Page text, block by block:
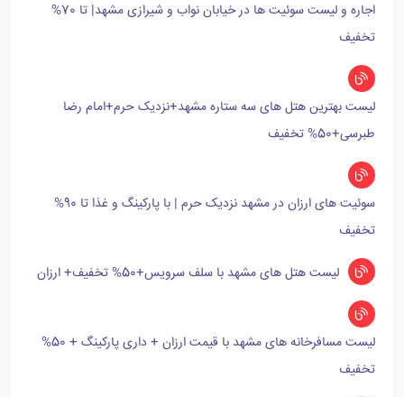
اجاره و لیست سوئیت ها در خیابان نواب و شیرازی مشهد| تا 70%
تخفیف
لیست بهترین هتل های سه ستاره مشهد+نزدیک حرم+امام رضا
طبرسی+50% تخفیف
سوئیت های ارزان در مشهد نزدیک حرم | با پارکینگ و غذا تا 90%
تخفیف
لیست هتل های مشهد با سلف سرویس+50% تخفیف+ ارزان
لیست مسافرخانه های مشهد با قیمت ارزان + داری پارکینگ + 50%
تخفیف